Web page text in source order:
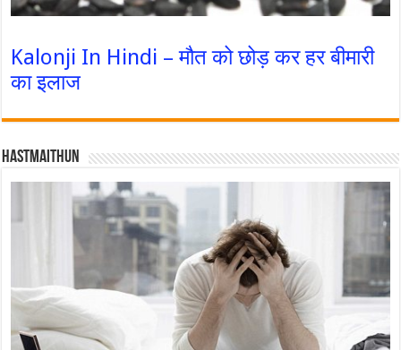
Kalonji In Hindi – मौत को छोड़ कर हर बीमारी
का इलाज
Hastmaithun